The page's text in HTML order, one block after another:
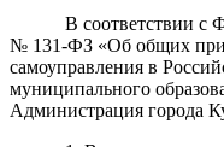
В соответствии с
№ 131-ФЗ «Об общих
самоуправления в
муниципального
Администрация города